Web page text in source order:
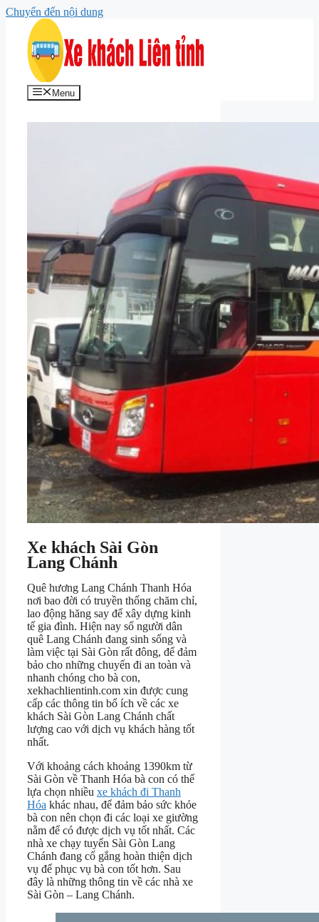
Chuyển đến nội dung
Menu
Xe khách Sài Gòn
Lang Chánh
Quê hương Lang Chánh Thanh Hóa
nơi bao đời có truyền thống chăm chỉ,
lao động hăng say để xây dựng kinh
tế gia đình. Hiện nay số người dân
quê Lang Chánh đang sinh sống và
làm việc tại Sài Gòn rất đông, để đảm
bảo cho những chuyến đi an toàn và
nhanh chóng cho bà con,
xekhachlientinh.com xin được cung
cấp các thông tin bổ ích về các xe
khách Sài Gòn Lang Chánh chất
lượng cao với dịch vụ khách hàng tốt
nhất.
Với khoảng cách khoảng 1390km từ
Sài Gòn về Thanh Hóa bà con có thể
lựa chọn nhiều xe khách đi Thanh
Hóa khác nhau, để đảm bảo sức khỏe
bà con nên chọn đi các loại xe giường
nằm để có được dịch vụ tốt nhất. Các
nhà xe chạy tuyến Sài Gòn Lang
Chánh đang cố gắng hoàn thiện dịch
vụ để phục vụ bà con tốt hơn. Sau
đây là những thông tin về các nhà xe
Sài Gòn – Lang Chánh.